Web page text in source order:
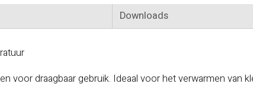
Downloads
voor draagbaar gebruik. Ideaal voor het verwarmen van